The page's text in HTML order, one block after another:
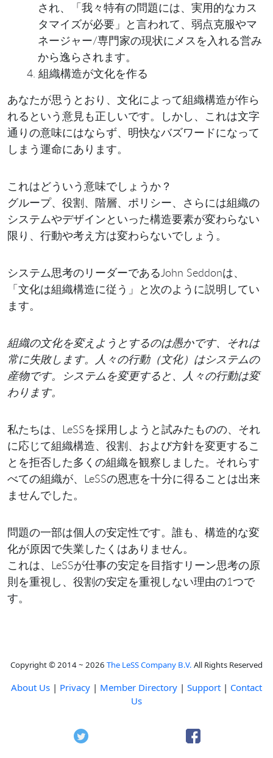
され、「我々特有の問題には、実用的なカス
タマイズが必要」と言われて、弱点克服やマ
ネージャー/専門家の現状にメスを入れる営み
から逸らされます。
組織構造が文化を作る
あなたが思うとおり、文化によって組織構造が作ら
れるという意見も正しいです。しかし、これは文字
通りの意味にはならず、明快なバズワードになって
しまう運命にあります。
これはどういう意味でしょうか？
グループ、役割、階層、ポリシー、さらには組織の
システムやデザインといった構造要素が変わらない
限り、行動や考え方は変わらないでしょう。
システム思考のリーダーであるJohn Seddonは、
「文化は組織構造に従う」と次のように説明してい
ます。
組織の文化を変えようとするのは愚かです、それは
常に失敗します。人々の行動（文化）はシステムの
産物です。システムを変更すると、人々の行動は変
わります。
私たちは、LeSSを採用しようと試みたものの、それ
に応じて組織構造、役割、および方針を変更するこ
とを拒否した多くの組織を観察しました。それらす
べての組織が、LeSSの恩恵を十分に得ることは出来
ませんでした。
問題の一部は個人の安定性です。誰も、構造的な変
化が原因で失業したくはありません。
これは、LeSSが仕事の安定を目指すリーン思考の原
則を重視し、役割の安定を重視しない理由の1つで
す。
Copyright © 2014 ~ 2026 The LeSS Company B.V. All Rights Reserved
About Us | Privacy | Member Directory | Support | Contact
Us